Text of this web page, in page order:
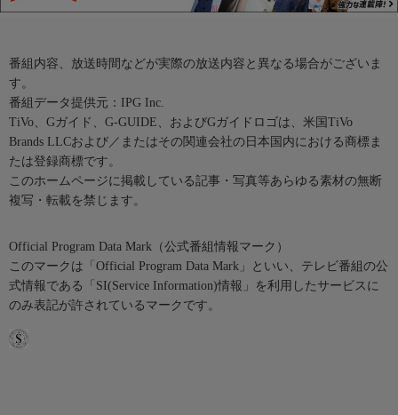
番組内容、放送時間などが実際の放送内容と異なる場合がございま
す。
番組データ提供元：IPG Inc.
TiVo、Gガイド、G-GUIDE、およびGガイドロゴは、米国TiVo
Brands LLCおよび／またはその関連会社の日本国内における商標ま
たは登録商標です。
このホームページに掲載している記事・写真等あらゆる素材の無断
複写・転載を禁じます。
Official Program Data Mark（公式番組情報マーク）
このマークは「Official Program Data Mark」といい、テレビ番組の公
式情報である「SI(Service Information)情報」を利用したサービスに
のみ表記が許されているマークです。